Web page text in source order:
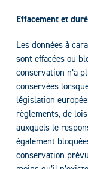
Effacement et
Les données à
sont effacées ou
conservation n’a
conservées
législation
règlements, de
auxquels le
également
conservation